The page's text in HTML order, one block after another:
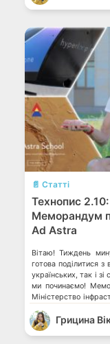
📄 Статті
Технопис
Меморандум
Ad Astra
Вітаю! Тиждень
готова поділитися
українських, так і
ми починаємо!
Міністерство
була «таємна […]
Грицина